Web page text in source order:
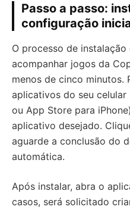
Passo a passo:
configuração
O processo de
acompanhar jogos da
menos de cinco minutos.
aplicativos do seu
ou App Store para
aplicativo desejado.
aguarde a conclusão do
automática.
Após instalar, abra o
casos, será solicitado